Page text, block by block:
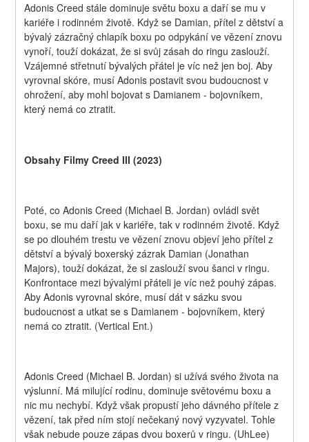
Adonis Creed stále dominuje světu boxu a daří se mu v
kariéře i rodinném životě. Když se Damian, přítel z dětství a
bývalý zázračný chlapík boxu po odpykání ve vězení znovu
vynoří, touží dokázat, že si svůj zásah do ringu zaslouží.
Vzájemné střetnutí bývalých přátel je víc než jen boj. Aby
vyrovnal skóre, musí Adonis postavit svou budoucnost v
ohrožení, aby mohl bojovat s Damianem - bojovníkem,
který nemá co ztratit.
Obsahy Filmy Creed III (2023)
Poté, co Adonis Creed (Michael B. Jordan) ovládl svět
boxu, se mu daří jak v kariéře, tak v rodinném životě. Když
se po dlouhém trestu ve vězení znovu objeví jeho přítel z
dětství a bývalý boxerský zázrak Damian (Jonathan
Majors), touží dokázat, že si zaslouží svou šanci v ringu.
Konfrontace mezi bývalými přáteli je víc než pouhý zápas.
Aby Adonis vyrovnal skóre, musí dát v sázku svou
budoucnost a utkat se s Damianem - bojovníkem, který
nemá co ztratit. (Vertical Ent.)
Adonis Creed (Michael B. Jordan) si užívá svého života na
výslunní. Má milující rodinu, dominuje světovému boxu a
nic mu nechybí. Když však propustí jeho dávného přítele z
vězení, tak před ním stojí nečekaný nový vyzyvatel. Tohle
však nebude pouze zápas dvou boxerů v ringu. (UhLee)